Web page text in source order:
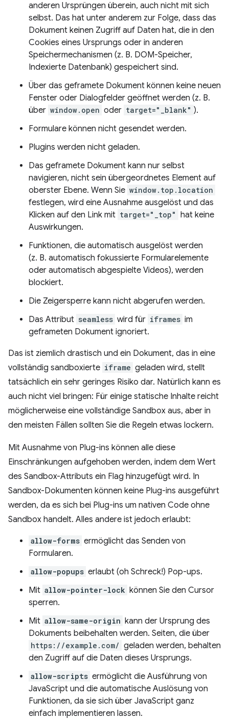
anderen Ursprüngen überein, auch nicht mit sich
selbst. Das hat unter anderem zur Folge, dass das
Dokument keinen Zugriff auf Daten hat, die in den
Cookies eines Ursprungs oder in anderen
Speichermechanismen (z. B. DOM-Speicher,
Indexierte Datenbank) gespeichert sind.
Über das geframete Dokument können keine neuen
Fenster oder Dialogfelder geöffnet werden (z. B.
über window.open oder target="_blank" ).
Formulare können nicht gesendet werden.
Plugins werden nicht geladen.
Das geframete Dokument kann nur selbst
navigieren, nicht sein übergeordnetes Element auf
oberster Ebene. Wenn Sie window.top.location
festlegen, wird eine Ausnahme ausgelöst und das
Klicken auf den Link mit target="_top" hat keine
Auswirkungen.
Funktionen, die automatisch ausgelöst werden
(z. B. automatisch fokussierte Formularelemente
oder automatisch abgespielte Videos), werden
blockiert.
Die Zeigersperre kann nicht abgerufen werden.
Das Attribut seamless wird für iframes im
geframeten Dokument ignoriert.
Das ist ziemlich drastisch und ein Dokument, das in eine
vollständig sandboxierte iframe geladen wird, stellt
tatsächlich ein sehr geringes Risiko dar. Natürlich kann es
auch nicht viel bringen: Für einige statische Inhalte reicht
möglicherweise eine vollständige Sandbox aus, aber in
den meisten Fällen sollten Sie die Regeln etwas lockern.
Mit Ausnahme von Plug-ins können alle diese
Einschränkungen aufgehoben werden, indem dem Wert
des Sandbox-Attributs ein Flag hinzugefügt wird. In
Sandbox-Dokumenten können keine Plug-ins ausgeführt
werden, da es sich bei Plug-ins um nativen Code ohne
Sandbox handelt. Alles andere ist jedoch erlaubt:
allow-forms ermöglicht das Senden von
Formularen.
allow-popups erlaubt (oh Schreck!) Pop-ups.
Mit allow-pointer-lock können Sie den Cursor
sperren.
Mit allow-same-origin kann der Ursprung des
Dokuments beibehalten werden. Seiten, die über
https://example.com/ geladen werden, behalten
den Zugriff auf die Daten dieses Ursprungs.
allow-scripts ermöglicht die Ausführung von
JavaScript und die automatische Auslösung von
Funktionen, da sie sich über JavaScript ganz
einfach implementieren lassen.